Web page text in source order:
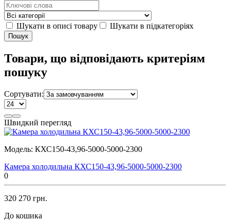
Шукати в описі товару Шукати в підкатегоріях
Товари, що відповідають критеріям
пошуку
Сортувати:
Швидкий перегляд
Модель: КХС150-43,96-5000-5000-2300
Камера холодильна КХС150-43,96-5000-5000-2300
0
320 270 грн.
До кошика